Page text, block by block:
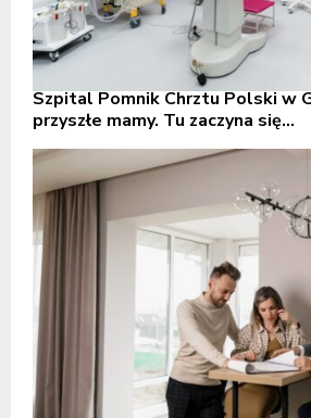
Szpital Pomnik Chrztu Polski w
przyszłe mamy. Tu zaczyna się...